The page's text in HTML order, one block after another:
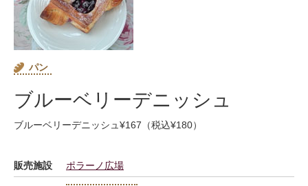
パン
ブルーベリーデニッシュ
ブルーベリーデニッシュ¥167（税込¥180）
販売施設 ポラーノ広場